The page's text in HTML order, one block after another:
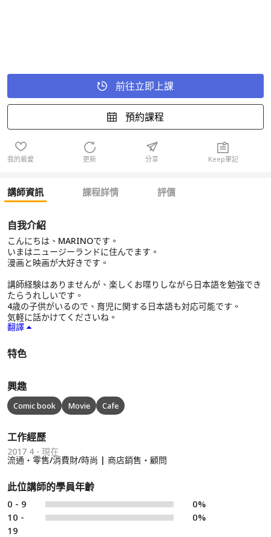
前往立即上課
預約課程
我的最愛 更新 分享 Keep筆記
講師資訊 課程詳情 評價
自我介紹
こんにちは、MARINOです。
いまはニュージーランドに住んでます。
漫画と映画が大好きです。
講師経験はありませんが、楽しくお喋りしながら日本語を勉強でき
たらうれしいです。
4歳の子供がいるので、育児に関する日本語も対応可能です。
気軽に話かけてくださいね。
翻譯
特色
興趣
Comic book Movie Cafe
工作經歷
2017 4 - 現在
流通・零售/消費財/時尚 | 商店銷售・顧問
此位講師的學員年齡
0 - 9
0%
10 -
19
0%